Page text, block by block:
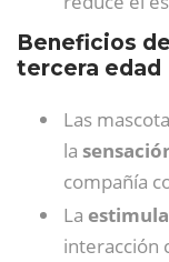
Beneficios
tercera edad
Las
la
compañía
La
interacción